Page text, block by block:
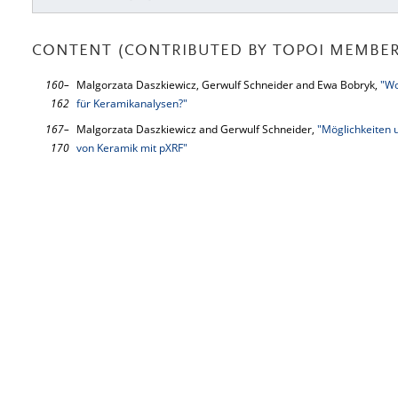
CONTENT (CONTRIBUTED BY TOPOI
160–
162
Malgorzata Daszkiewicz, Gerwulf Schneider and Ewa Bobryk,
für Keramikanalysen?"
167–
170
Malgorzata Daszkiewicz and Gerwulf Schneider, "Möglichkeiten
von Keramik mit pXRF"